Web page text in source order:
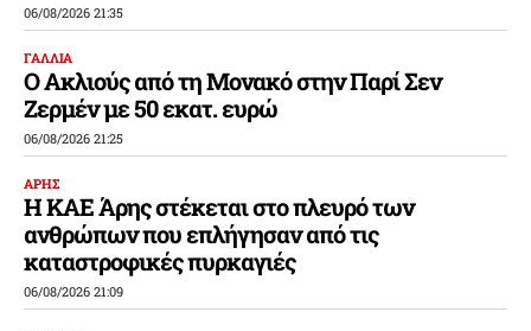
06/08/2026 21:35
ΓΑΛΛΙΑ
Ο Ακλιούς από τη Μονακό στην Παρί Σεν
Ζερμέν με 50 εκατ. ευρώ
06/08/2026 21:25
ΑΡΗΣ
Η ΚΑΕ Άρης στέκεται στο πλευρό των
ανθρώπων που επλήγησαν από τις
καταστροφικές πυρκαγιές
06/08/2026 21:09